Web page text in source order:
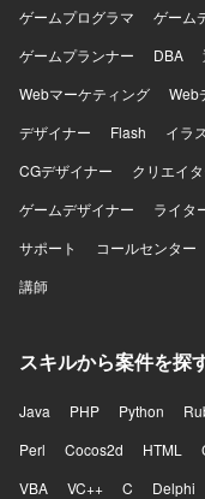
ゲームプログラマ
ゲーム
ゲームプランナー
DBA
Webマーケティング
Web
デザイナー
Flash イラ
CGデザイナー
クリエイ
ゲームデザイナー
ライタ
サポート
コールセンター
講師
スキルから案件を探
Java PHP Python
Perl
Cocos2d HTML
VBA
VC++ C Delphi